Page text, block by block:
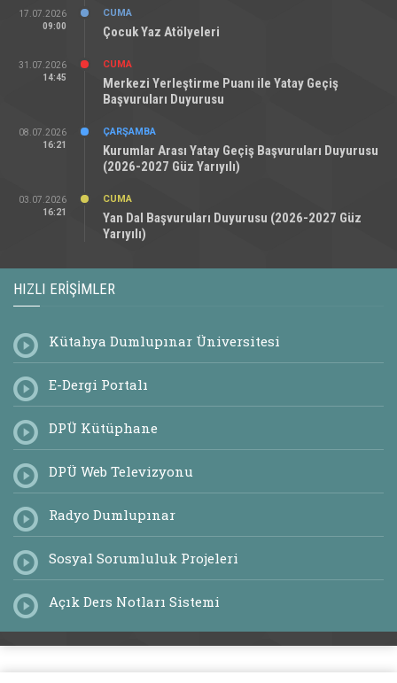
17.07.2026
09:00
CUMA
Çocuk Yaz Atölyeleri
31.07.2026
14:45
CUMA
Merkezi Yerleştirme Puanı ile Yatay Geçiş
Başvuruları Duyurusu
08.07.2026
16:21
ÇARŞAMBA
Kurumlar Arası Yatay Geçiş Başvuruları Duyurusu
(2026-2027 Güz Yarıyılı)
03.07.2026
16:21
CUMA
Yan Dal Başvuruları Duyurusu (2026-2027 Güz
Yarıyılı)
HIZLI ERIŞIMLER
Kütahya Dumlupınar Üniversitesi
E-Dergi Portalı
DPÜ Kütüphane
DPÜ Web Televizyonu
Radyo Dumlupınar
Sosyal Sorumluluk Projeleri
Açık Ders Notları Sistemi